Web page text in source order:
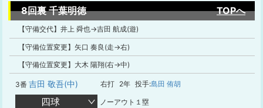
8回裏 千葉明徳 TOPへ
【守備交代】井上 舜也→吉田 航成(遊)
【守備位置変更】矢口 奏良(走→右)
【守備位置変更】大木 陽翔(右→中)
3番 吉田 敬吾(中) 右打 2年 投手:島田 侑胡
四球 ノーアウト１塁